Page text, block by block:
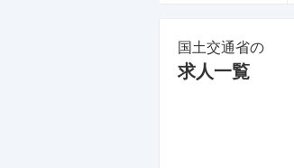
国土交通省の
求人一覧